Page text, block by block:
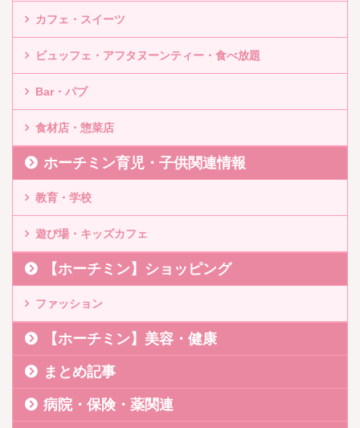
カフェ・スイーツ
ビュッフェ・アフタヌーンティー・食べ放題
Bar・パブ
食材店・惣菜店
ホーチミン育児・子供関連情報
教育・学校
遊び場・キッズカフェ
【ホーチミン】ショッピング
ファッション
【ホーチミン】美容・健康
まとめ記事
病院・保険・薬関連